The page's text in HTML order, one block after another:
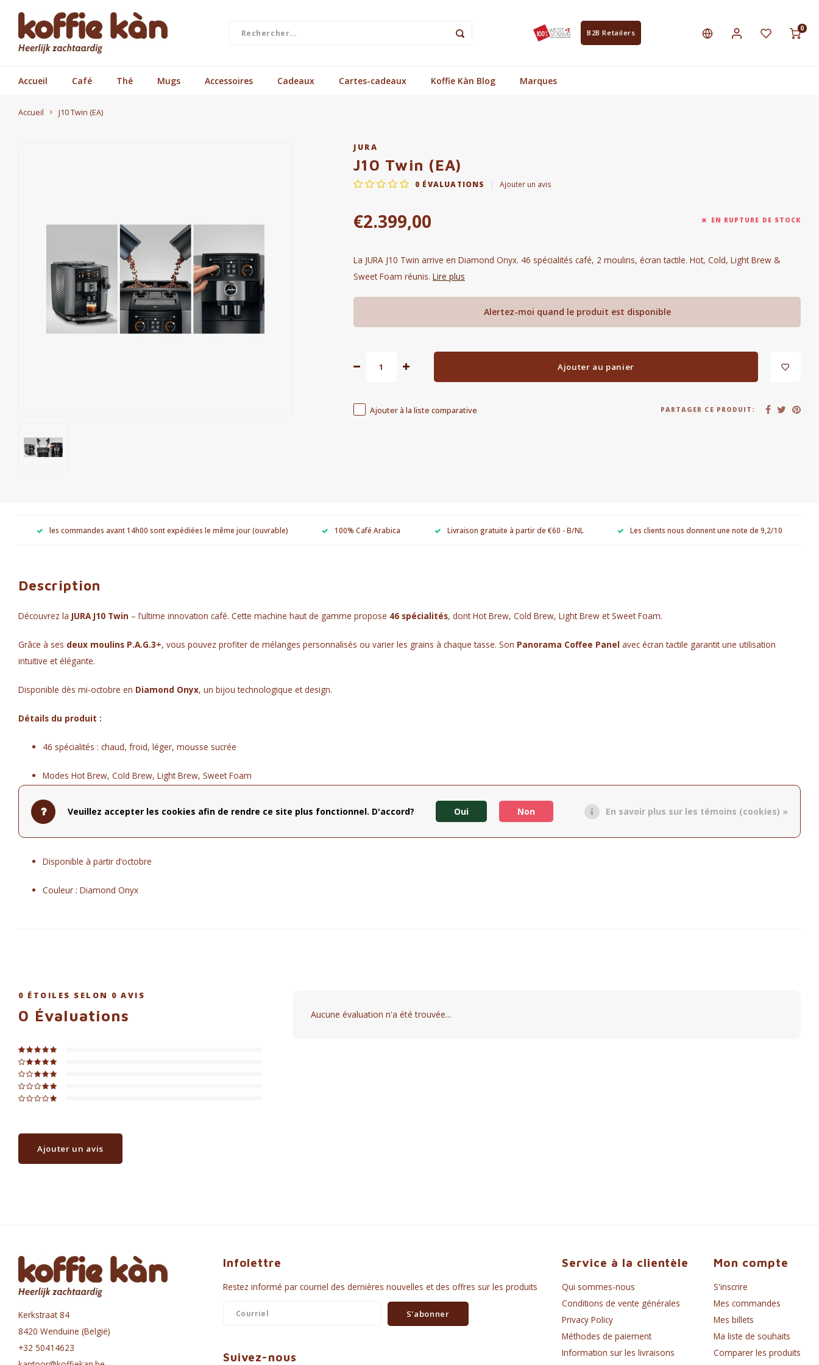
B2B Retailers
0
Accueil Café Thé Mugs Accessoires Cadeaux Cartes-cadeaux Koffie Kàn Blog Marques
Accueil J10 Twin (EA)
JURA
J10 Twin (EA)
0 ÉVALUATIONS Ajouter un avis
€2.399,00 EN RUPTURE DE STOCK
La JURA J10 Twin arrive en Diamond Onyx. 46 spécialités café, 2 moulins, écran tactile. Hot, Cold, Light Brew &
Sweet Foam réunis. Lire plus
Alertez-moi quand le produit est disponible
Ajouter au panier
Ajouter à la liste comparative PARTAGER CE PRODUIT:
les commandes avant 14h00 sont expédiées le même jour (ouvrable) 100% Café Arabica Livraison gratuite à partir de €60 - B/NL Les clients nous donnent une note de 9,2/10
Description
Découvrez la JURA J10 Twin – l’ultime innovation café. Cette machine haut de gamme propose 46 spécialités, dont Hot Brew, Cold Brew, Light Brew et Sweet Foam.
Grâce à ses deux moulins P.A.G.3+, vous pouvez profiter de mélanges personnalisés ou varier les grains à chaque tasse. Son Panorama Coffee Panel avec écran tactile garantit une utilisation
intuitive et élégante.
Disponible dès mi-octobre en Diamond Onyx, un bijou technologique et design.
Détails du produit :
46 spécialités : chaud, froid, léger, mousse sucrée
Modes Hot Brew, Cold Brew, Light Brew, Sweet Foam
Deux moulins professionnels P.A.G.3+
Disponible à partir d’octobre
Couleur : Diamond Onyx
0 ÉTOILES SELON 0 AVIS
0 Évaluations
Ajouter un avis
Aucune évaluation n'a été trouvée...
Kerkstraat 84
8420 Wenduine (België)
+32 50414623
Infolettre
Restez informé par courriel des dernières nouvelles et des offres sur les produits
S'abonner
Suivez-nous
Service à la clientèle
Qui sommes-nous
Conditions de vente générales
Privacy Policy
Méthodes de paiement
Information sur les livraisons
Mon compte
S'inscrire
Mes commandes
Mes billets
Ma liste de souhaits
Comparer les produits
Veuillez accepter les cookies afin de rendre ce site plus fonctionnel. D'accord? Oui Non En savoir plus sur les témoins (cookies) »